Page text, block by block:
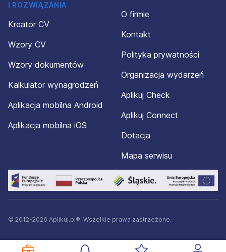
I ROZWIĄZANIA
Kreator CV
Wzory CV
Wzory dokumentów
Kalkulator wynagrodzeń
Aplikacja mobilna Android
Aplikacja mobilna iOS
O firmie
Kontakt
Polityka prywatności
Organizacja wydarzeń
Aplikuj Check
Aplikuj Connect
Dotacja
Mapa serwisu
© 2012-2026 Aplikuj.pl®. Wszelkie prawa zastrzeżone.